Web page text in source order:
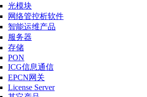
光模块
网络管控析软件
智能运维产品
服务器
存储
PON
ICG信息通信
EPCN网关
License Server